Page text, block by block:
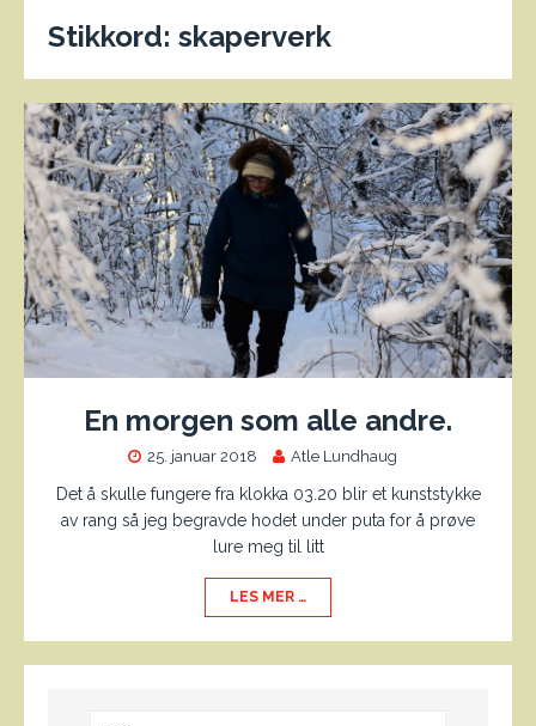
Stikkord: skaperverk
En morgen som alle andre.
25. januar 2018 Atle Lundhaug
Det å skulle fungere fra klokka 03.20 blir et kunststykke
av rang så jeg begravde hodet under puta for å prøve
lure meg til litt
LES MER …